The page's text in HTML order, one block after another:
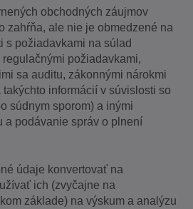
obchodných záujmov
zahŕňa, ale nie je obmedzené na
s požiadavkami na súlad
požiadavkami,
sa auditu, zákonnými nárokmi
informácií v súvislosti so
súdnym sporom) a inými
a podávanie správ o plnení
údaje konvertovať na
ich (zvyčajne na
základe) na výskum a analýzu